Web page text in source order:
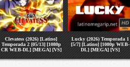
Clevatess (2026) [Latino]
Temporada 2 [05/13] [1080p
CR WEB-DL] [MEGA] [VS]
Lucky (2026) Temporada 1
[5/7] [Latino] [1080p WEB-
DL] [MEGA] [VS]